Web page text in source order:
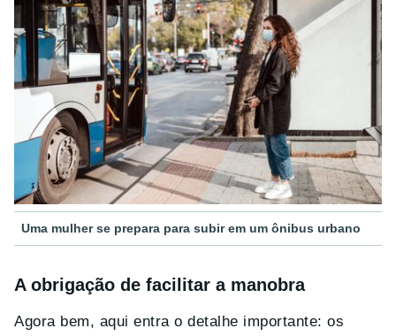
Uma mulher se prepara para subir em um ônibus urbano
A obrigação de facilitar a manobra
Agora bem, aqui entra o detalhe importante: os